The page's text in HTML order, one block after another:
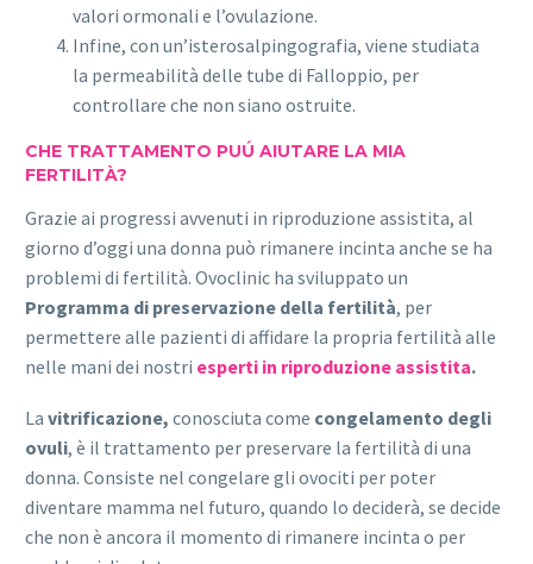
valori ormonali e l’ovulazione.
Infine, con un’isterosalpingografia, viene studiata
la permeabilità delle tube di Falloppio, per
controllare che non siano ostruite.
CHE TRATTAMENTO PUÚ AIUTARE LA MIA
FERTILITÀ?
Grazie ai progressi avvenuti in riproduzione assistita, al
giorno d’oggi una donna può rimanere incinta anche se ha
problemi di fertilità. Ovoclinic ha sviluppato un
Programma di preservazione della fertilità, per
permettere alle pazienti di affidare la propria fertilità alle
nelle mani dei nostri esperti in riproduzione assistita.
La vitrificazione, conosciuta come congelamento degli
ovuli, è il trattamento per preservare la fertilità di una
donna. Consiste nel congelare gli ovociti per poter
diventare mamma nel futuro, quando lo deciderà, se decide
che non è ancora il momento di rimanere incinta o per